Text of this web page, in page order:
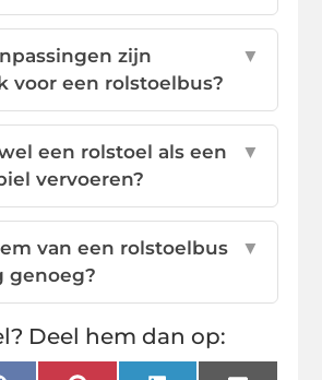
zijn
voor een rolstoelbus?
▼
een rolstoel als een
vervoeren?
▼
van een rolstoelbus
genoeg?
▼
Deel hem dan op: